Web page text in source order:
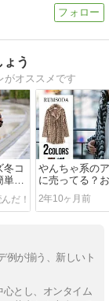
う
がオススメです
冬コ
お
やんちゃ系の
に売ってる？
販サイト
2年10ヶ月前
例が揃う、新しいト
とし、オンタイム